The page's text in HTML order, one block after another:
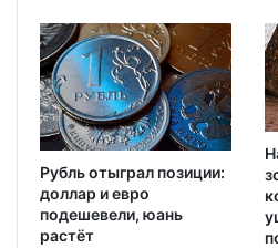
Рубль отыграл позиции:
доллар и евро
подешевели, юань
растёт